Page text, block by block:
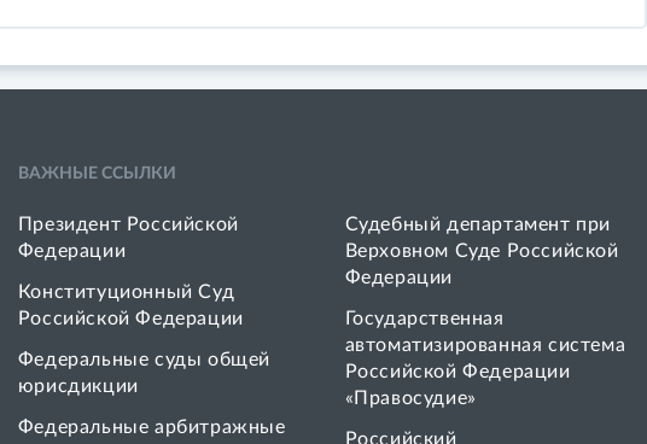
ВАЖНЫЕ ССЫЛКИ
Президент Российской
Федерации
Конституционный Суд
Российской Федерации
Федеральные суды общей
юрисдикции
Федеральные арбитражные
Судебный департамент при
Верховном Суде Российской
Федерации
Государственная
автоматизированная система
Российской Федерации
«Правосудие»
Pоссийский